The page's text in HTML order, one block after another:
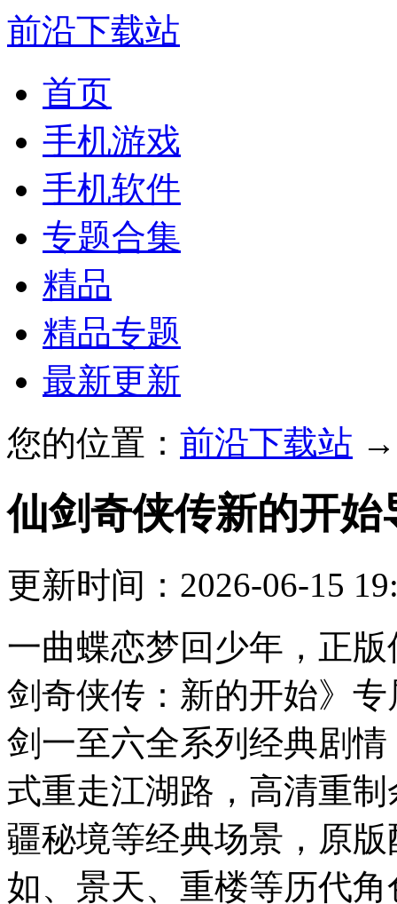
前沿下载站
首页
手机游戏
手机软件
专题合集
精品
精品专题
最新更新
您的位置： 前沿下载站
仙剑奇侠传新的开始
更新时间：2026-06-15
一曲蝶恋梦回少年，正
剑奇侠传：新的开始》
剑一至六全系列经典剧
式重走江湖路，高清重
疆秘境等经典场景，原
如、景天、重楼等历代